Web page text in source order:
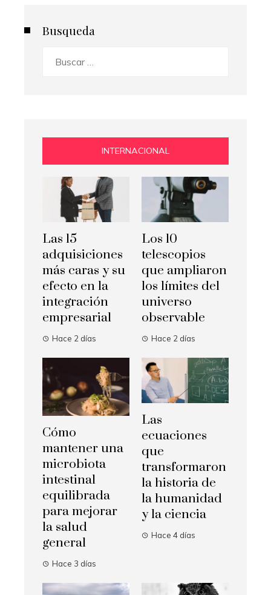
Busqueda
INTERNACIONAL
Las 15
adquisiciones
más caras y su
efecto en la
integración
empresarial
Hace 2 días
Los 10
telescopios
que ampliaron
los límites del
universo
observable
Hace 2 días
Cómo
mantener una
microbiota
intestinal
equilibrada
para mejorar
la salud
general
Hace 3 días
Las
ecuaciones
que
transformaron
la historia de
la humanidad
y la ciencia
Hace 4 días